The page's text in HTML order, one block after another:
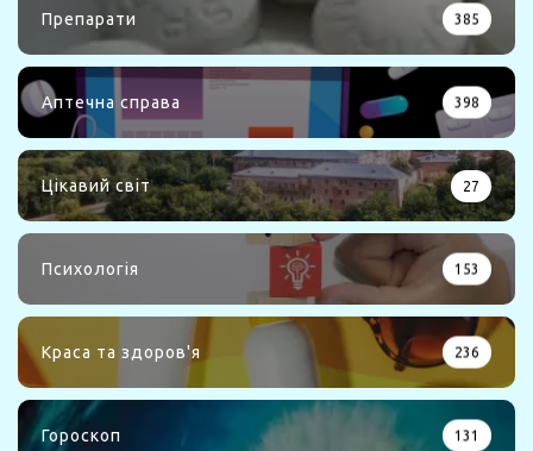
Препарати 385
Аптечна справа 398
Цікавий світ 27
Психологія 153
Краса та здоров'я 236
Гороскоп 131